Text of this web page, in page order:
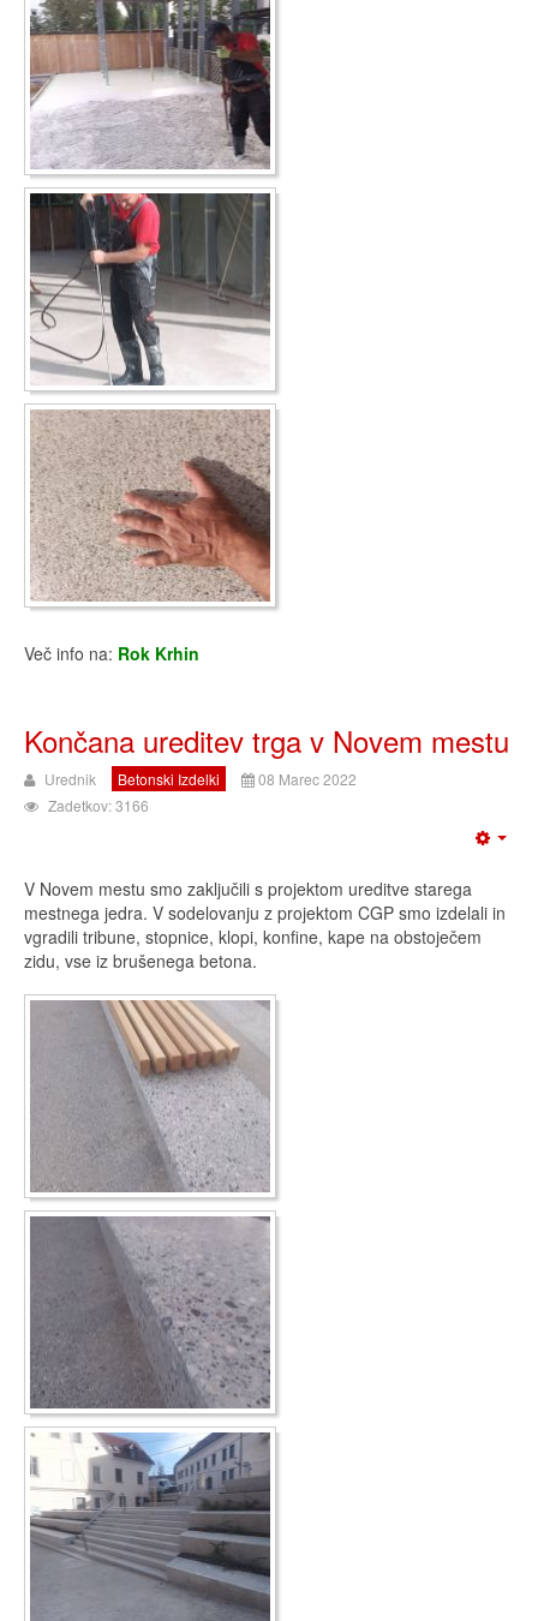
Več info na: Rok Krhin
Končana ureditev trga v Novem mestu
Urednik Betonski Izdelki
08 Marec 2022
Zadetkov: 3166
V Novem mestu smo zaključili s projektom ureditve starega
mestnega jedra. V sodelovanju z projektom CGP smo izdelali in
vgradili tribune, stopnice, klopi, konfine, kape na obstoječem
zidu, vse iz brušenega betona.